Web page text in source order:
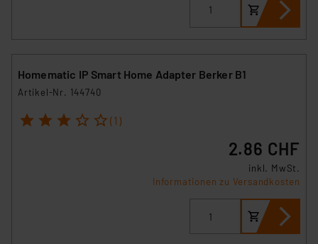
Homematic IP Smart Home Adapter Berker B1
Artikel-Nr. 144740
1 2 3 4 5 (1)
2.86 CHF
inkl. MwSt.
Informationen zu Versandkosten